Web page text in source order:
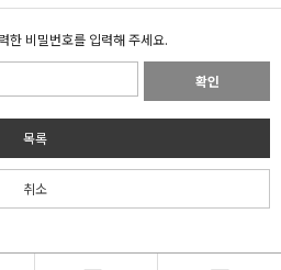
한 비밀번호를 입력해 주세요.
확인
목록
취소